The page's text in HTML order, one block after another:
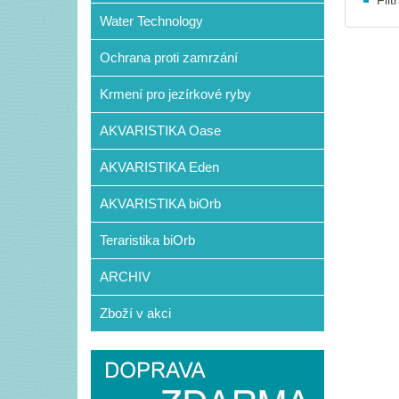
Water Technology
Ochrana proti zamrzání
Krmení pro jezírkové ryby
AKVARISTIKA Oase
AKVARISTIKA Eden
AKVARISTIKA biOrb
Teraristika biOrb
ARCHIV
Zboží v akci